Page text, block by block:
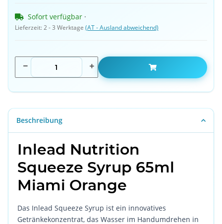
Sofort verfügbar ·
Lieferzeit:2 - 3 Werktage (AT - Ausland abweichend)
Beschreibung
Inlead Nutrition
Squeeze Syrup 65ml
Miami Orange
Das Inlead Squeeze Syrup ist ein innovatives
Getränkekonzentrat, das Wasser im Handumdrehen in